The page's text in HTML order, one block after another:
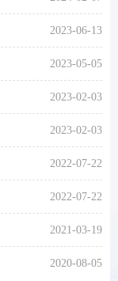
2023-06-13
2023-05-05
2023-02-03
2023-02-03
2022-07-22
2022-07-22
2021-03-19
2020-08-05